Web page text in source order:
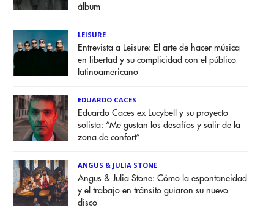
álbum
LEISURE
Entrevista a Leisure: El arte de hacer música
en libertad y su complicidad con el público
latinoamericano
EDUARDO CACES
Eduardo Caces ex Lucybell y su proyecto
solista: “Me gustan los desafíos y salir de la
zona de confort”
ANGUS & JULIA STONE
Angus & Julia Stone: Cómo la espontaneidad
y el trabajo en tránsito guiaron su nuevo
disco